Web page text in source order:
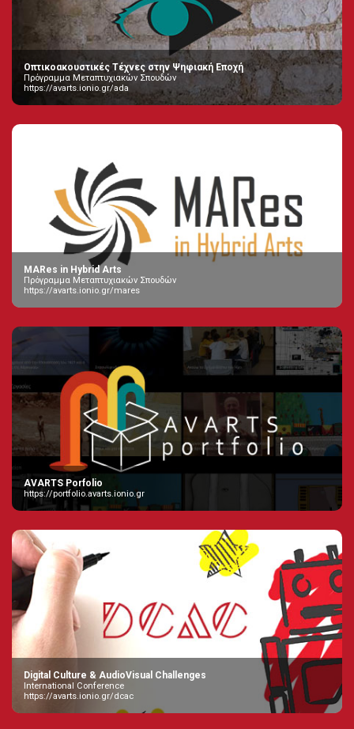
Οπτικοακουστικές Τέχνες στην Ψηφιακή Εποχή
Πρόγραμμα Μεταπτυχιακών Σπουδών
https://avarts.ionio.gr/ada
MARes in Hybrid Arts
Πρόγραμμα Μεταπτυχιακών Σπουδών
https://avarts.ionio.gr/mares
AVARTS Porfolio
https://portfolio.avarts.ionio.gr
Digital Culture & AudioVisual Challenges
International Conference
https://avarts.ionio.gr/dcac